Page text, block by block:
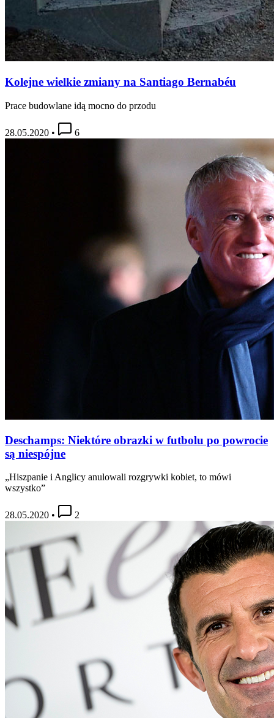
Kolejne wielkie zmiany na Santiago Bernabéu
Prace budowlane idą mocno do przodu
28.05.2020 • 6
Deschamps: Niektóre obrazki w futbolu po powrocie
są niespójne
„Hiszpanie i Anglicy anulowali rozgrywki kobiet, to mówi
wszystko”
28.05.2020 • 2